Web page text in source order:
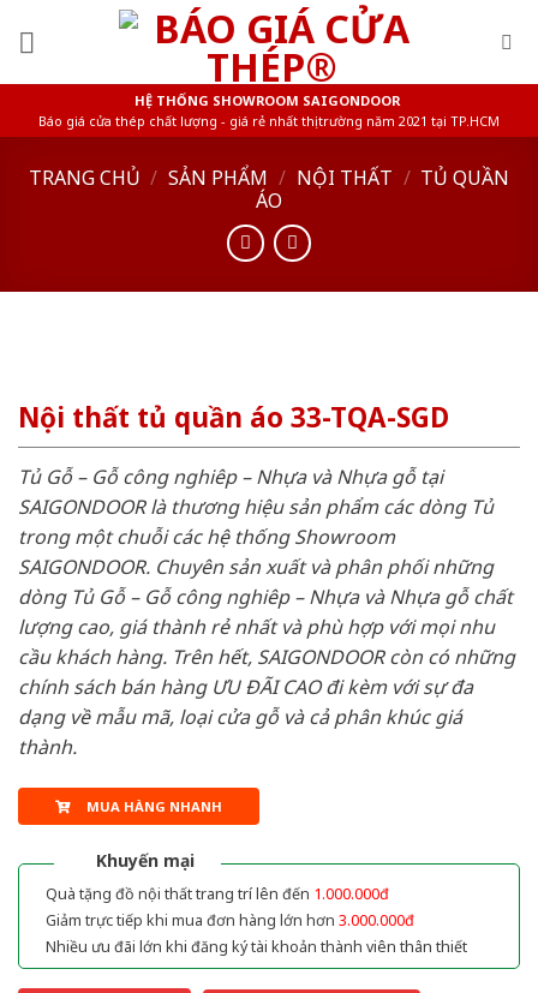
HỆ THỐNG SHOWROOM SAIGONDOOR
Báo giá cửa thép chất lượng - giá rẻ nhất thị trường năm 2021 tại TP.HCM
TRANG CHỦ / SẢN PHẨM / NỘI THẤT / TỦ QUẦN
ÁO
Nội thất tủ quần áo 33-TQA-SGD
Tủ Gỗ – Gỗ công nghiêp – Nhựa và Nhựa gỗ tại
SAIGONDOOR là thương hiệu sản phẩm các dòng Tủ
trong một chuỗi các hệ thống Showroom
SAIGONDOOR. Chuyên sản xuất và phân phối những
dòng Tủ Gỗ – Gỗ công nghiêp – Nhựa và Nhựa gỗ chất
lượng cao, giá thành rẻ nhất và phù hợp với mọi nhu
cầu khách hàng. Trên hết, SAIGONDOOR còn có những
chính sách bán hàng ƯU ĐÃI CAO đi kèm với sự đa
dạng về mẫu mã, loại cửa gỗ và cả phân khúc giá
thành.
MUA HÀNG NHANH
Khuyến mại
Quà tặng đồ nội thất trang trí lên đến 1.000.000đ
Giảm trực tiếp khi mua đơn hàng lớn hơn 3.000.000đ
Nhiều ưu đãi lớn khi đăng ký tài khoản thành viên thân thiết